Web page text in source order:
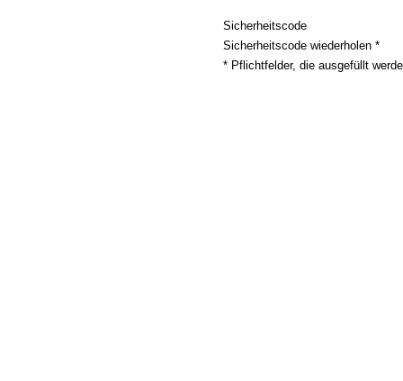
Sicherheitscode
Sicherheitscode wiederholen *
* Pflichtfelder, die ausgefüllt